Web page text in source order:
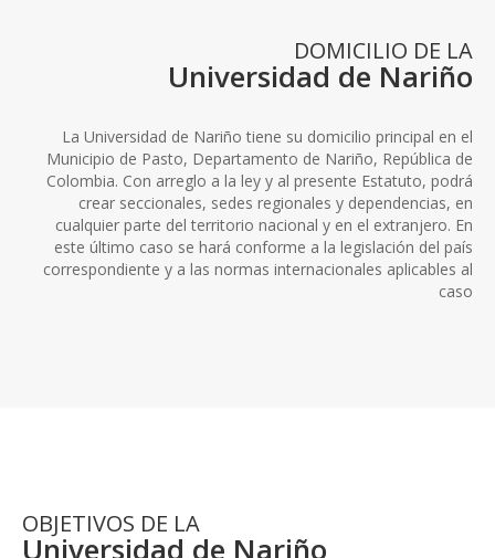
DOMICILIO DE LA
Universidad de Nariño
La Universidad de Nariño tiene su domicilio principal en el
Municipio de Pasto, Departamento de Nariño, República de
Colombia. Con arreglo a la ley y al presente Estatuto, podrá
crear seccionales, sedes regionales y dependencias, en
cualquier parte del territorio nacional y en el extranjero. En
este último caso se hará conforme a la legislación del país
correspondiente y a las normas internacionales aplicables al
caso
OBJETIVOS DE LA
Universidad de Nariño